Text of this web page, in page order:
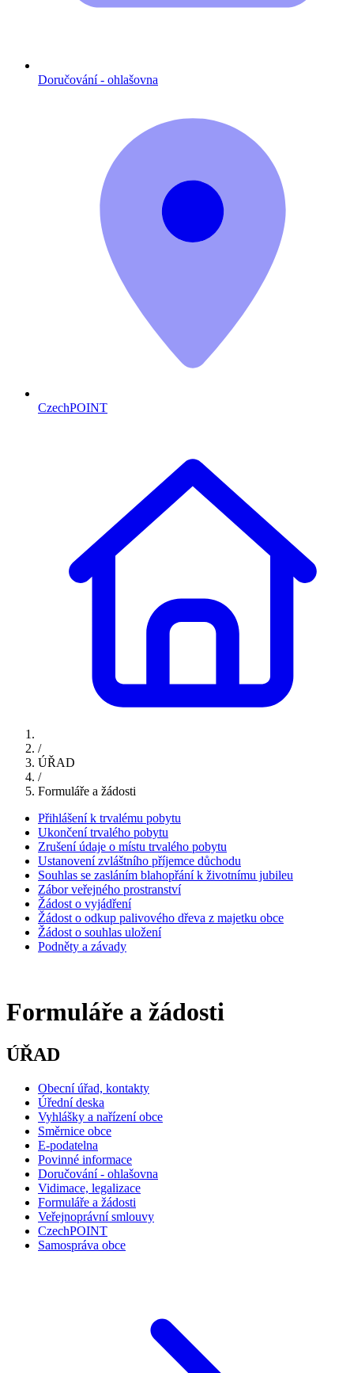
Doručování - ohlašovna
CzechPOINT
/
ÚŘAD
/
Formuláře a žádosti
Přihlášení k trvalému pobytu
Ukončení trvalého pobytu
Zrušení údaje o místu trvalého pobytu
Ustanovení zvláštního příjemce důchodu
Souhlas se zasláním blahopřání k životnímu jubileu
Zábor veřejného prostranství
Žádost o vyjádření
Žádost o odkup palivového dřeva z majetku obce
Žádost o souhlas uložení
Podněty a závady
Formuláře a žádosti
ÚŘAD
Obecní úřad, kontakty
Úřední deska
Vyhlášky a nařízení obce
Směrnice obce
E-podatelna
Povinné informace
Doručování - ohlašovna
Vidimace, legalizace
Formuláře a žádosti
Veřejnoprávní smlouvy
CzechPOINT
Samospráva obce